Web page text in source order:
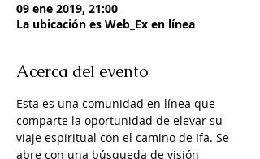
09 ene 2019, 21:00
La ubicación es Web_Ex en línea
Acerca del evento
Esta es una comunidad en línea que
comparte la oportunidad de elevar su
viaje espiritual con el camino de Ifa. Se
abre con una búsqueda de visión